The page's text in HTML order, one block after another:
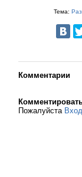
Тема:
Комментарии
Пожалуйста Вход